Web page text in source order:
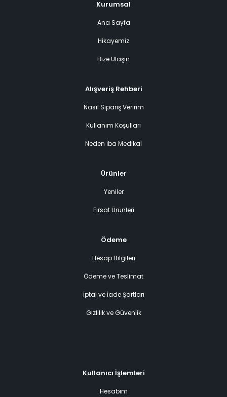
Kurumsal
Ana Sayfa
Hikayemiz
Bize Ulaşın
Alışveriş Rehberi
Nasıl Sipariş Veririm
Kullanım Koşulları
Neden İba Medikal
Ürünler
Yeniler
Fırsat Ürünleri
Ödeme
Hesap Bilgileri
Ödeme ve Teslimat
İptal ve İade Şartları
Gizlilik ve Güvenlik
Kullanıcı İşlemleri
Hesabım